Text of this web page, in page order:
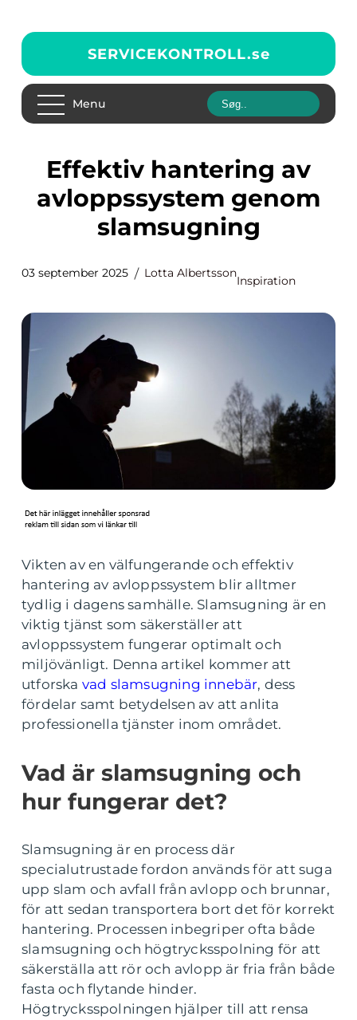
SERVICEKONTROLL.se
Menu
Effektiv hantering av
avloppssystem genom
slamsugning
03 september 2025 Lotta Albertsson
Inspiration
Vikten av en välfungerande och effektiv
hantering av avloppssystem blir alltmer
tydlig i dagens samhälle. Slamsugning är en
viktig tjänst som säkerställer att
avloppssystem fungerar optimalt och
miljövänligt. Denna artikel kommer att
utforska vad slamsugning innebär, dess
fördelar samt betydelsen av att anlita
professionella tjänster inom området.
Vad är slamsugning och
hur fungerar det?
Slamsugning är en process där
specialutrustade fordon används för att suga
upp slam och avfall från avlopp och brunnar,
för att sedan transportera bort det för korrekt
hantering. Processen inbegriper ofta både
slamsugning och högtrycksspolning för att
säkerställa att rör och avlopp är fria från både
fasta och flytande hinder.
Högtrycksspolningen hjälper till att rensa